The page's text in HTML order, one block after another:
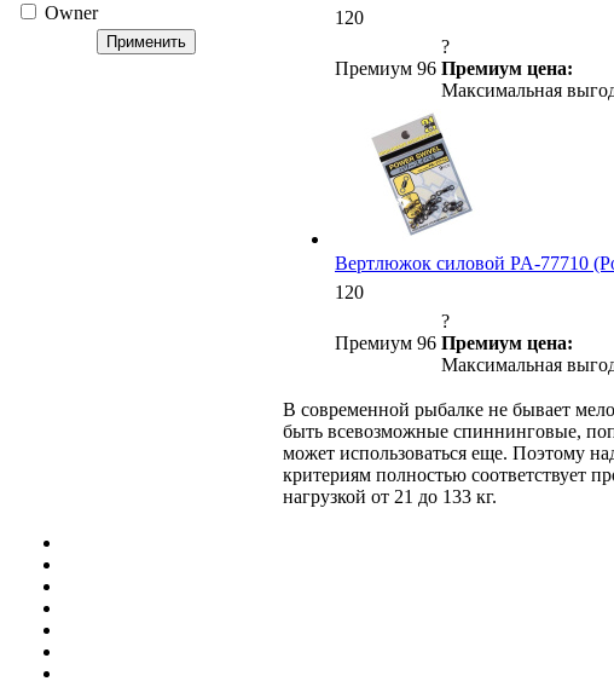
Owner
120
Премиум 96
?
Премиум цена:
Максимальная
Вертлюжок силовой PA-77710
120
Премиум 96
?
Премиум цена:
Максимальная
В современной рыбалке не бывает
быть всевозможные спиннинговые,
может использоваться еще. Поэтому
критериям полностью соответствует
нагрузкой от 21 до 133 кг.